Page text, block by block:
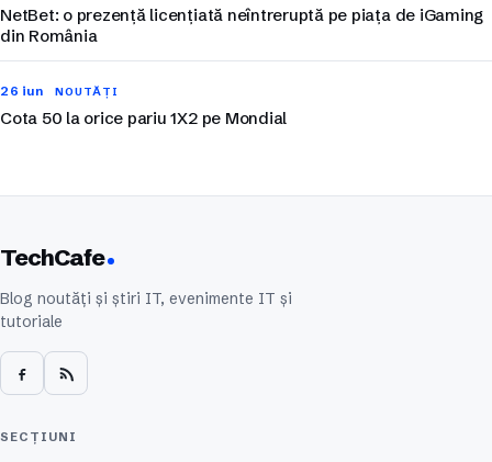
NetBet: o prezență licențiată neîntreruptă pe piața de iGaming
din România
26 iun NOUTĂȚI
Cota 50 la orice pariu 1X2 pe Mondial
TechCafe
Blog noutăți și știri IT, evenimente IT și
tutoriale
SECȚIUNI